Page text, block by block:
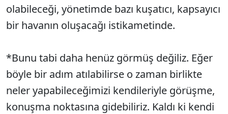
olabileceği, yönetimde bazı kuşatıcı, kapsayıcı
bir havanın oluşacağı istikametinde.
*Bunu tabi daha henüz görmüş değiliz. Eğer
böyle bir adım atılabilirse o zaman birlikte
neler yapabileceğimizi kendileriyle görüşme,
konuşma noktasına gidebiliriz. Kaldı ki kendi